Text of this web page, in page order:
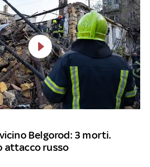
Belgorod: 3 morti.
attacco russo